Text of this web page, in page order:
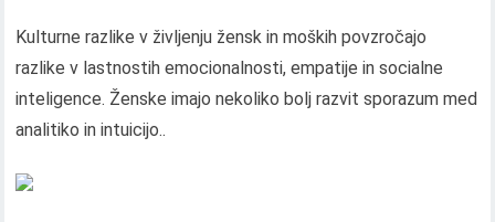
Kulturne razlike v življenju žensk in moških povzročajo
razlike v lastnostih emocionalnosti, empatije in socialne
inteligence. Ženske imajo nekoliko bolj razvit sporazum med
analitiko in intuicijo..